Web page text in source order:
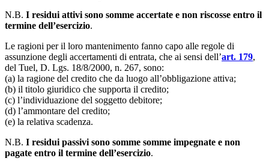
N.B. I residui attivi sono somme accertate e non riscosse entro il
termine dell’esercizio.
Le ragioni per il loro mantenimento fanno capo alle regole di
assunzione degli accertamenti di entrata, che ai sensi dell’art. 179,
del Tuel, D. Lgs. 18/8/2000, n. 267, sono:
(a) la ragione del credito che da luogo all’obbligazione attiva;
(b) il titolo giuridico che supporta il credito;
(c) l’individuazione del soggetto debitore;
(d) l’ammontare del credito;
(e) la relativa scadenza.
N.B. I residui passivi sono somme somme impegnate e non
pagate entro il termine dell’esercizio.